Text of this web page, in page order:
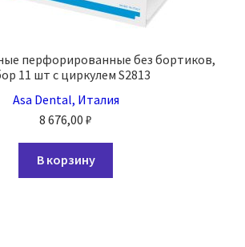
перфорированные без бортиков,
11 шт с циркулем S2813
Asa Dental, Италия
8 676,00 ₽
В корзину